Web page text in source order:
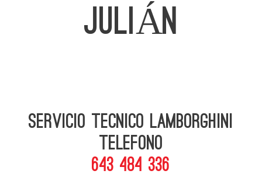
JULIÁN
Servicio Tecnico Lamborghini
telefono
643 484 336